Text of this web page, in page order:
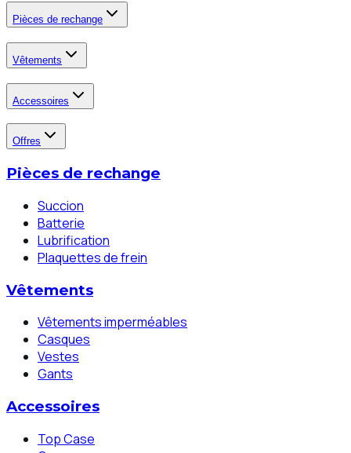
Pièces de rechange
Vêtements
Accessoires
Offres
Pièces de rechange
Succion
Batterie
Lubrification
Plaquettes de frein
Vêtements
Vêtements imperméables
Casques
Vestes
Gants
Accessoires
Top Case